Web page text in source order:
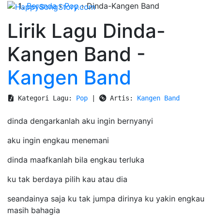
Beranda›Pop›Dinda-Kangen Band
Lirik Lagu Dinda-
Kangen Band -
Kangen Band
Kategori Lagu: Pop Artis: Kangen Band
dinda dengarkanlah aku ingin bernyanyi
aku ingin engkau menemani
dinda maafkanlah bila engkau terluka
ku tak berdaya pilih kau atau dia
seandainya saja ku tak jumpa dirinya ku yakin engkau
masih bahagia